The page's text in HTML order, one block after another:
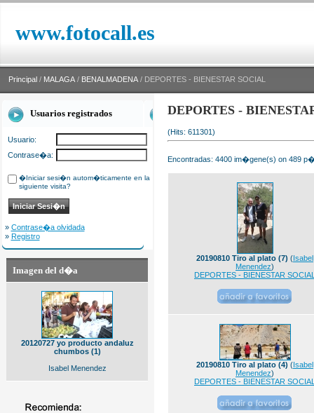
www.fotocall.es
Principal / MALAGA / BENALMADENA / DEPORTES - BIENESTAR SOCIAL
Usuarios registrados
Usuario:
Contrase�a:
�Iniciar sesi�n autom�ticamente en la
siguiente visita?
» Contrase�a olvidada
» Registro
Imagen del d�a
20120727 yo producto andaluz
chumbos (1)
Isabel Menendez
DEPORTES -
(Hits: 611301)
Encontradas: 4400 im�gene(s) on 489
20190810 Tiro al plato (7) (Isabel
Menendez)
DEPORTES - BIENESTAR
20190810 Tiro al plato (4) (Isabel
Menendez)
DEPORTES - BIENESTAR